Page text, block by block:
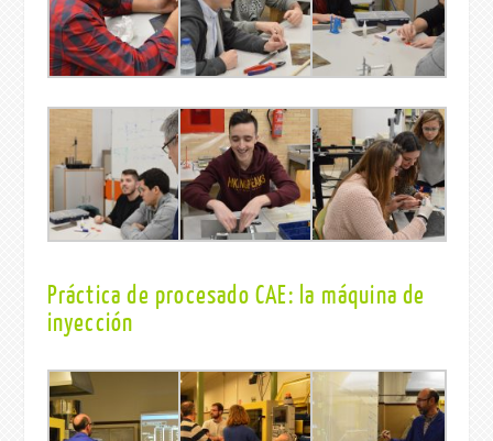
Práctica de procesado CAE: la máquina de
inyección